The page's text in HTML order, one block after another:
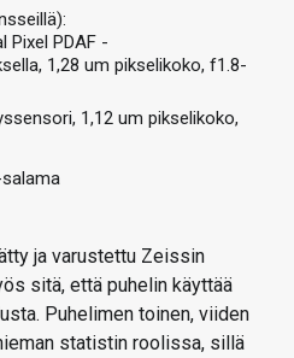
Pixel PDAF -
1,28 um pikselikoko, f1.8-
1,12 um pikselikoko,
salama
ja varustettu Zeissin
sitä, että puhelin käyttää
Puhelimen toinen, viiden
statistin roolissa, sillä